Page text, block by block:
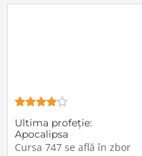
Ultima profeţie:
Apocalipsa
Cursa 747 se află în zbor